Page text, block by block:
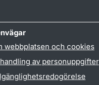
webbplatsen och cookies
av personuppgifter